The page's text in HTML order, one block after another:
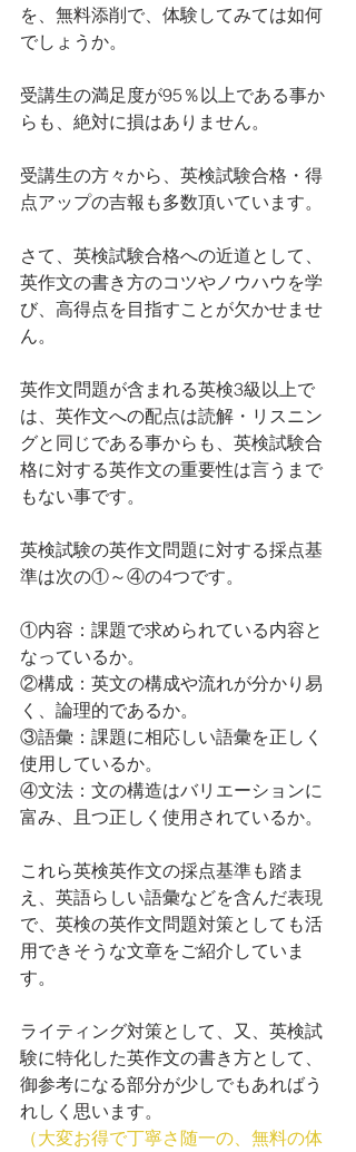
を、無料添削で、体験してみては如何
でしょうか。
受講生の満足度が95％以上である事か
らも、絶対に損はありません。
受講生の方々から、英検試験合格・得
点アップの吉報も多数頂いています。
さて、英検試験合格への近道として、
英作文の書き方のコツやノウハウを学
び、高得点を目指すことが欠かせませ
ん。
英作文問題が含まれる英検3級以上で
は、英作文への配点は読解・リスニン
グと同じである事からも、英検試験合
格に対する英作文の重要性は言うまで
もない事です。
英検試験の英作文問題に対する採点基
準は次の①～④の4つです。
①内容：課題で求められている内容と
なっているか。
②構成：英文の構成や流れが分かり易
く、論理的であるか。
③語彙：課題に相応しい語彙を正しく
使用しているか。
④文法：文の構造はバリエーションに
富み、且つ正しく使用されているか。
これら英検英作文の採点基準も踏ま
え、英語らしい語彙などを含んだ表現
で、英検の英作文問題対策としても活
用できそうな文章をご紹介していま
す。
ライティング対策として、又、英検試
験に特化した英作文の書き方として、
御参考になる部分が少しでもあればう
れしく思います。
（大変お得で丁寧さ随一の、無料の体